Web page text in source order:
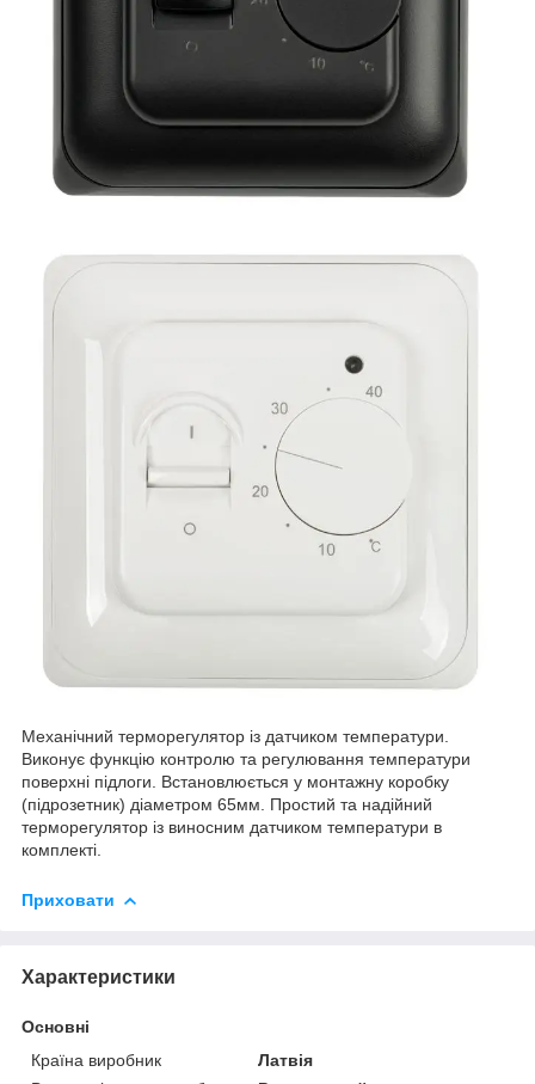
Механічний терморегулятор із датчиком температури.
Виконує функцію контролю та регулювання температури
поверхні підлоги. Встановлюється у монтажну коробку
(підрозетник) діаметром 65мм. Простий та надійний
терморегулятор із виносним датчиком температури в
комплекті.
Приховати
Характеристики
Основні
Країна виробник
Латвія